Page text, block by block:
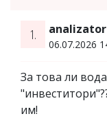
1. analizator
06.07.2026
За това ли
им!